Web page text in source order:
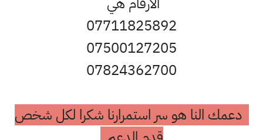
07711825892
07500127205
07824362700
دعمك النا هو سر استمرارنا شكرا لكل شخص